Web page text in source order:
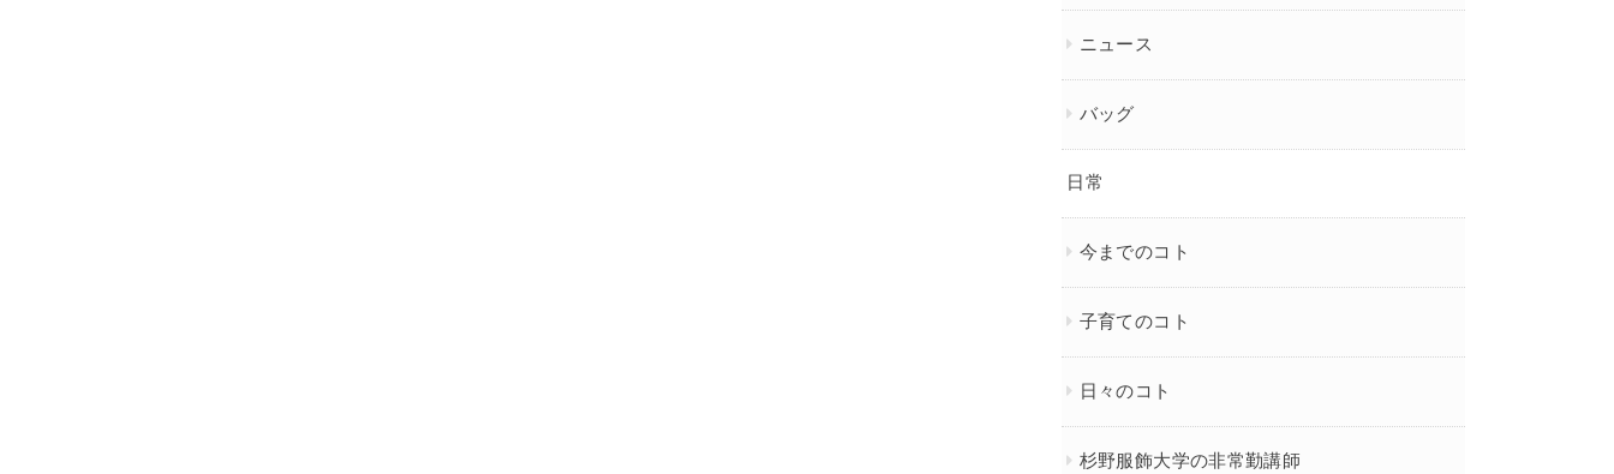
ニュース
バッグ
日常
今までのコト
子育てのコト
日々のコト
杉野服飾大学の非常勤講師